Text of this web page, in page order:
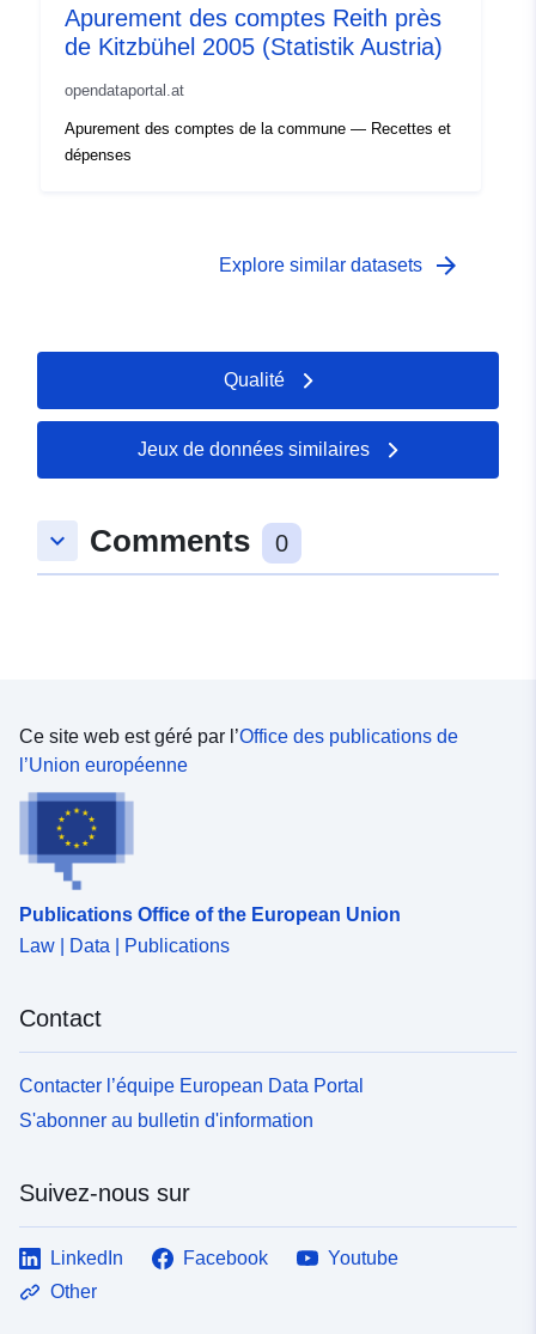
Apurement des comptes Reith près
de Kitzbühel 2005 (Statistik Austria)
opendataportal.at
Apurement des comptes de la commune — Recettes et
dépenses
Explore similar datasets arrow_forward
Qualité
Jeux de données similaires
keyboard_arrow_down Comments 0
Ce site web est géré par l’Office des publications de
l’Union européenne
Publications Office of the European Union
Law | Data | Publications
Contact
Contacter l’équipe European Data Portal
S'abonner au bulletin d'information
Suivez-nous sur
LinkedIn Facebook
Youtube
Other